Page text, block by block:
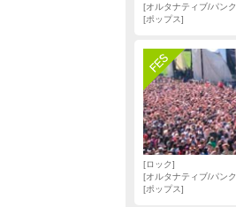
オルタナティブ/パンク
ポップス
ロック
オルタナティブ/パンク
ポップス